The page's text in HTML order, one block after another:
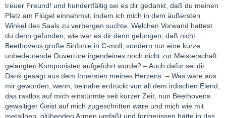
treuer Freund! und hundertfältig sei es dir gedankt, daß du meinen
Platz am Flügel einnahmst, indem ich mich in dem äußersten
Winkel des Saals zu verbergen suchte. Welchen Vorwand hattest
du denn gefunden, wie war es dir denn gelungen, daß nicht
Beethovens große Sinfonie in C-moll, sondern nur eine kurze
unbedeutende Ouvertüre irgendeines noch nicht zur Meisterschaft
gelangten Komponisten aufgeführt wurde? – Auch dafür sei dir
Dank gesagt aus dem Innersten meines Herzens. – Was wäre aus
mir geworden, wenn, beinahe erdrückt von all dem irdischen Elend,
das rastlos auf mich einstürmte seit kurzer Zeit, nun Beethovens
gewaltiger Geist auf mich zugeschritten wäre und mich wie mit
metallnen, glühenden Armen umfaßt und fortgerissen hätte in das